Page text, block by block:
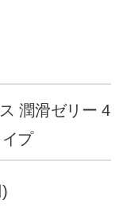
潤滑ゼリー 4
プ